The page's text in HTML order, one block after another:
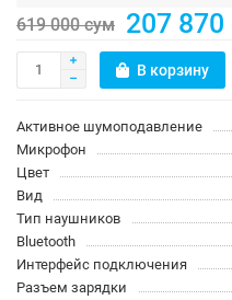
619 000 сум 207 870
В корзину
Активное шумоподавление
Микрофон
Цвет
Вид
Тип наушников
Bluetooth
Интерфейс подключения
Разъем зарядки